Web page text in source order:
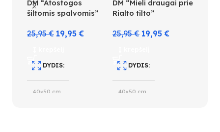
DM “Atostogos
šiltomis spalvomis”
25,95€ 19,95€
DYDIS
40×50 cm
DM “Mieli draugai prie
Rialto tilto”
25,95€ 19,95€
DYDIS
40×50 cm